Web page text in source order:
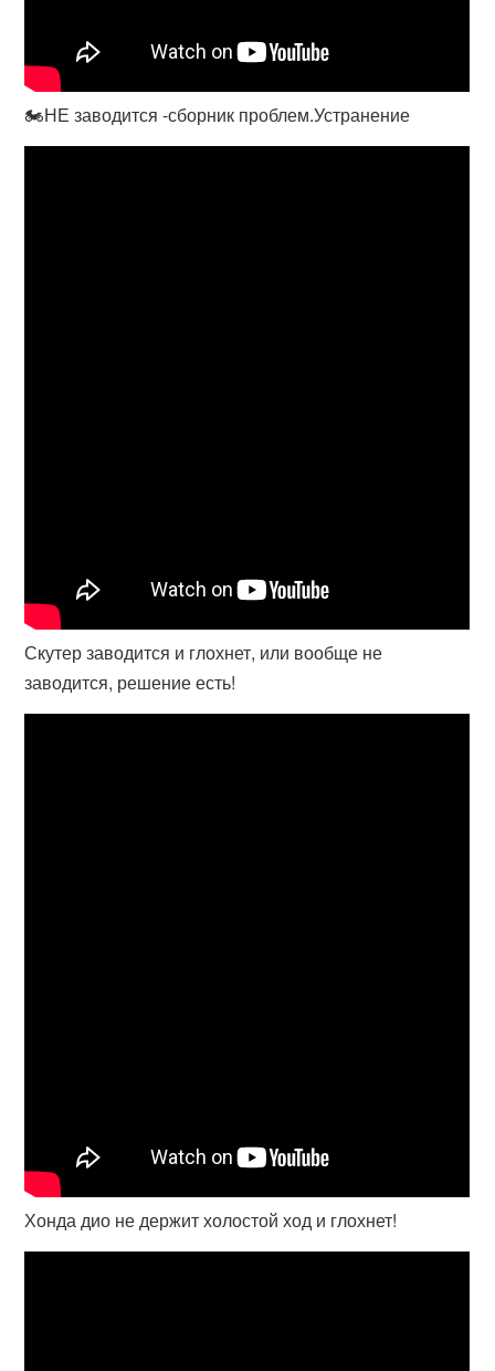
🏍НЕ заводится -сборник проблем.Устранение
Скутер заводится и глохнет, или вообще не
заводится, решение есть!
Хонда дио не держит холостой ход и глохнет!